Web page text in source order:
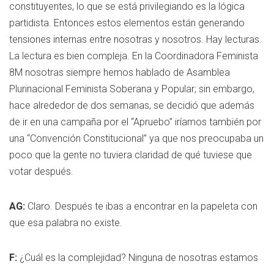
constituyentes, lo que se está privilegiando es la lógica
partidista. Entonces estos elementos están generando
tensiones internas entre nosotras y nosotros. Hay lecturas.
La lectura es bien compleja. En la Coordinadora Feminista
8M nosotras siempre hemos hablado de Asamblea
Plurinacional Feminista Soberana y Popular; sin embargo,
hace alrededor de dos semanas, se decidió que además
de ir en una campaña por el “Apruebo” iríamos también por
una “Convención Constitucional” ya que nos preocupaba un
poco que la gente no tuviera claridad de qué tuviese que
votar después.
AG: Claro. Después te ibas a encontrar en la papeleta con
que esa palabra no existe.
F: ¿Cuál es la complejidad? Ninguna de nosotras estamos